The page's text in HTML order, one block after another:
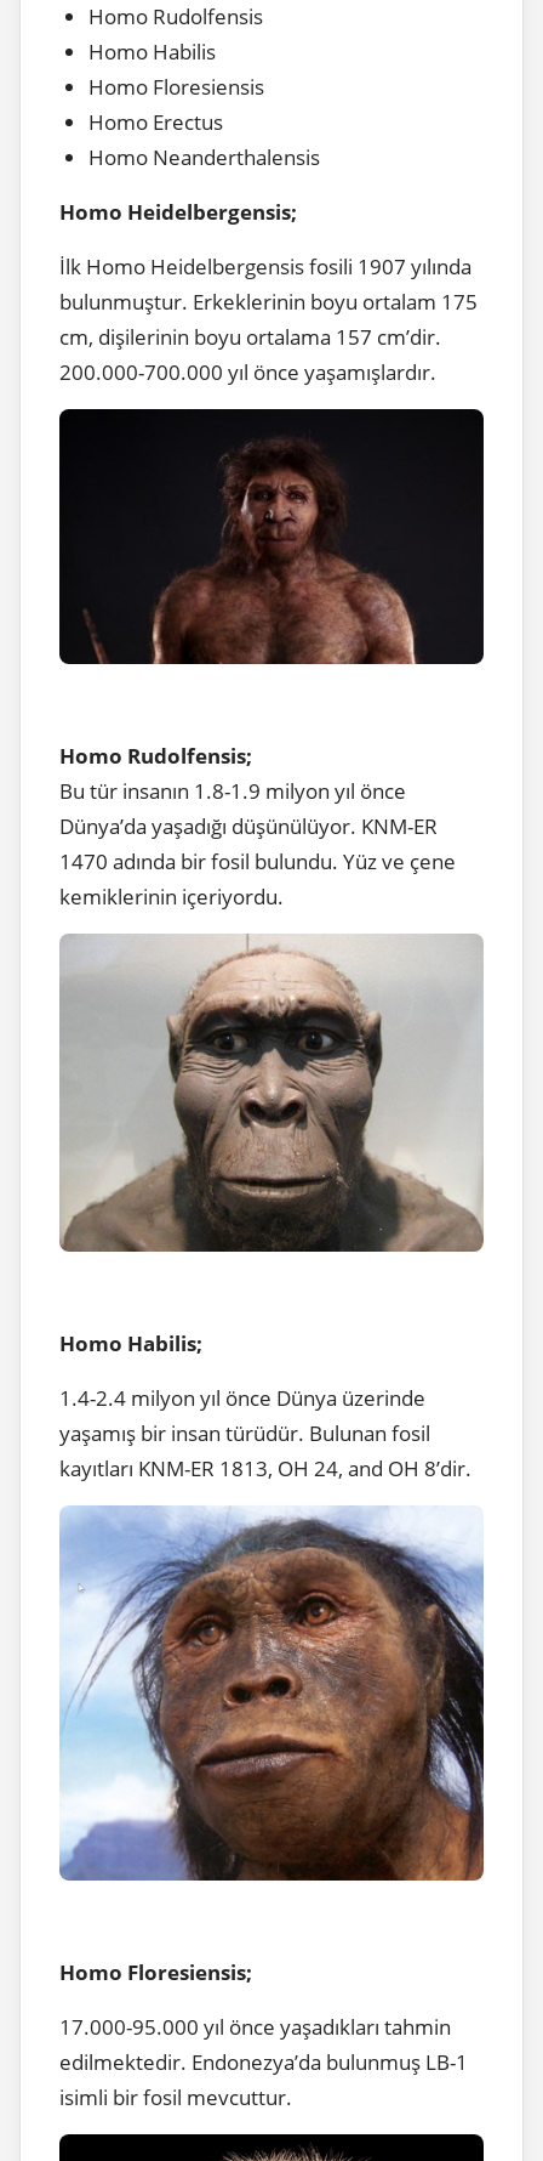
Homo Rudolfensis
Homo Habilis
Homo Floresiensis
Homo Erectus
Homo Neanderthalensis
Homo Heidelbergensis;
İlk Homo Heidelbergensis fosili 1907 yılında
bulunmuştur. Erkeklerinin boyu ortalam 175
cm, dişilerinin boyu ortalama 157 cm’dir.
200.000-700.000 yıl önce yaşamışlardır.
Homo Rudolfensis;
Bu tür insanın 1.8-1.9 milyon yıl önce
Dünya’da yaşadığı düşünülüyor. KNM-ER
1470 adında bir fosil bulundu. Yüz ve çene
kemiklerinin içeriyordu.
Homo Habilis;
1.4-2.4 milyon yıl önce Dünya üzerinde
yaşamış bir insan türüdür. Bulunan fosil
kayıtları KNM-ER 1813, OH 24, and OH 8’dir.
Homo Floresiensis;
17.000-95.000 yıl önce yaşadıkları tahmin
edilmektedir. Endonezya’da bulunmuş LB-1
isimli bir fosil mevcuttur.